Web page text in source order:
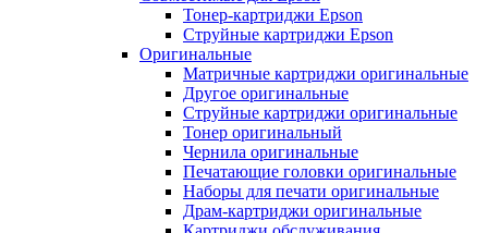
Тонер-картриджи Epson
Струйные картриджи Epson
Оригинальные
Матричные картриджи оригинальные
Другое оригинальные
Струйные картриджи оригинальные
Тонер оригинальный
Чернила оригинальные
Печатающие головки оригинальные
Наборы для печати оригинальные
Драм-картриджи оригинальные